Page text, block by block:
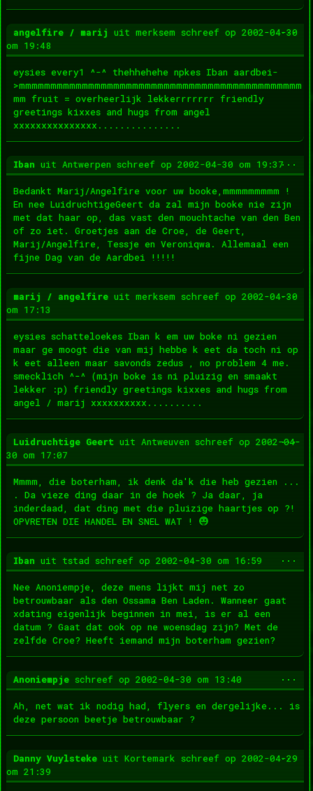
angelfire / marij uit merksem schreef op 2002-04-30
om 19:48
eysies every1 ^-^ thehhehehe npkes Iban aardbei-
>mmmmmmmmmmmmmmmmmmmmmmmmmmmmmmmmmmmmmmmmmmmmm
mm fruit = overheerlijk lekkerrrrrrr friendly
greetings kixxes and hugs from angel
xxxxxxxxxxxxxxx...............
...
Iban uit Antwerpen schreef op 2002-04-30 om 19:37
Bedankt Marij/Angelfire voor uw booke,mmmmmmmmm !
En nee LuidruchtigeGeert da zal mijn booke nie zijn
met dat haar op, das vast den mouchtache van den Ben
of zo iet. Groetjes aan de Croe, de Geert,
Marij/Angelfire, Tessje en Veroniqwa. Allemaal een
fijne Dag van de Aardbei !!!!!
...
marij / angelfire uit merksem schreef op 2002-04-30
om 17:13
eysies schatteloekes Iban k em uw boke ni gezien
maar ge moogt die van mij hebbe k eet da toch ni op
k eet alleen maar savonds zedus , no problem 4 me.
smecklich ^-^ (mijn boke is ni pluizig en smaakt
lekker :p) friendly greetings kixxes and hugs from
angel / marij xxxxxxxxxx..........
...
Luidruchtige Geert uit Antweuven schreef op 2002-04-
30 om 17:07
Mmmm, die boterham, ik denk da'k die heb gezien ...
. Da vieze ding daar in de hoek ? Ja daar, ja
inderdaad, dat ding met die pluizige haartjes op ?!
OPVRETEN DIE HANDEL EN SNEL WAT !
...
Iban uit tstad schreef op 2002-04-30 om 16:59
Nee Anoniempje, deze mens lijkt mij net zo
betrouwbaar als den Ossama Ben Laden. Wanneer gaat
xdating eigenlijk beginnen in mei, is er al een
datum ? Gaat dat ook op ne woensdag zijn? Met de
zelfde Croe? Heeft iemand mijn boterham gezien?
...
Anoniempje schreef op 2002-04-30 om 13:40
Ah, net wat ik nodig had, flyers en dergelijke... is
deze persoon beetje betrouwbaar ?
...
Danny Vuylsteke uit Kortemark schreef op 2002-04-29
om 21:39
...